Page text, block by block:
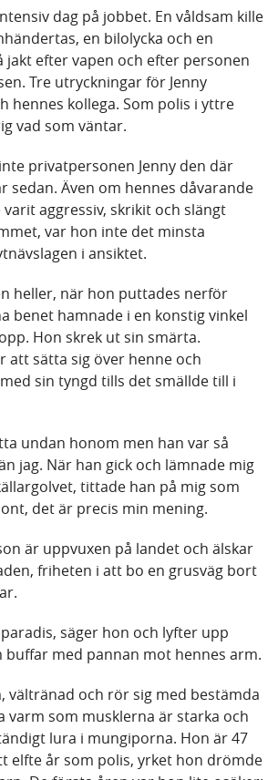
dag på jobbet. En våldsam kille
en bilolycka och en
jakt efter vapen och efter personen
Tre utryckningar för Jenny
hennes kollega. Som polis i yttre
vad som väntar.
privatpersonen Jenny den där
sedan. Även om hennes dåvarande
aggressiv, skrikit och slängt
var hon inte det minsta
i ansiktet.
heller, när hon puttades nerför
benet hamnade i en konstig vinkel
Hon skrek ut sin smärta.
att sätta sig över henne och
sin tyngd tills det smällde till i
undan honom men han var så
jag. När han gick och lämnade mig
tittade han på mig som
det är precis min mening.
är uppvuxen på landet och älskar
friheten i att bo en grusväg bort
säger hon och lyfter upp
buffar med pannan mot hennes arm.
vältränad och rör sig med bestämda
varm som musklerna är starka och
lura i mungiporna. Hon är 47
elfte år som polis, yrket hon drömde